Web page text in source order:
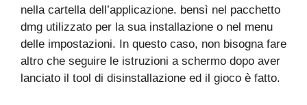
nella cartella dell’applicazione. bensì nel pacchetto
dmg utilizzato per la sua installazione o nel menu
delle impostazioni. In questo caso, non bisogna fare
altro che seguire le istruzioni a schermo dopo aver
lanciato il tool di disinstallazione ed il gioco è fatto.